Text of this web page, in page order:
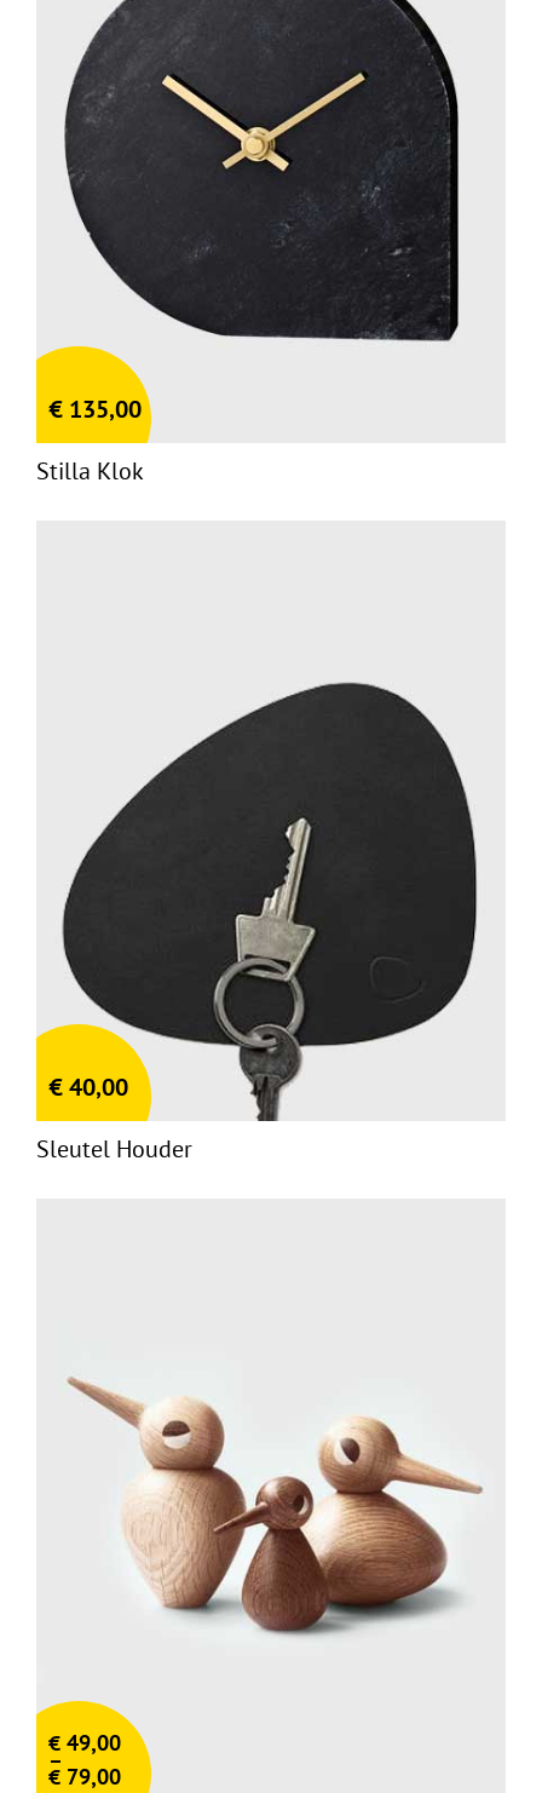
€ 135,00
Stilla Klok
€40,00
Sleutel Houder
€ 49,00
–
€ 79,00